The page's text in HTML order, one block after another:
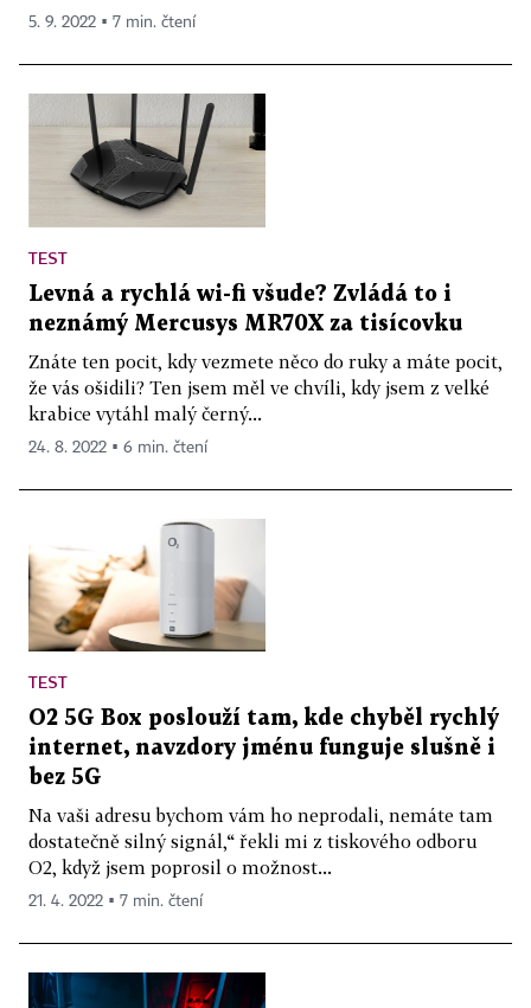
5. 9. 2022 ▪ 7 min. čtení
TEST
Levná a rychlá wi-fi všude? Zvládá to i
neznámý Mercusys MR70X za tisícovku
Znáte ten pocit, kdy vezmete něco do ruky a máte pocit,
že vás ošidili? Ten jsem měl ve chvíli, kdy jsem z velké
krabice vytáhl malý černý...
24. 8. 2022 ▪ 6 min. čtení
TEST
O2 5G Box poslouží tam, kde chyběl rychlý
internet, navzdory jménu funguje slušně i
bez 5G
Na vaši adresu bychom vám ho neprodali, nemáte tam
dostatečně silný signál,“ řekli mi z tiskového odboru
O2, když jsem poprosil o možnost...
21. 4. 2022 ▪ 7 min. čtení